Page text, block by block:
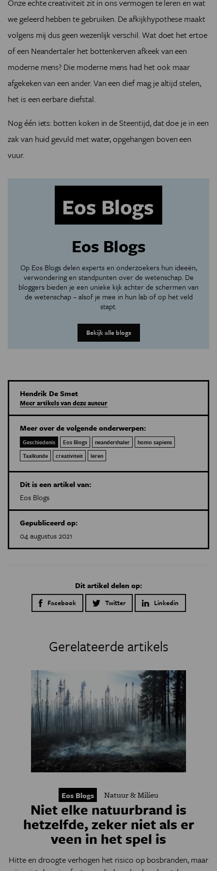
Onze echte creativiteit zit in ons vermogen te leren en wat
we geleerd hebben te gebruiken. De afkijkhypothese maakt
volgens mij dus geen wezenlijk verschil. Wat doet het ertoe
of een Neandertaler het bottenkerven afkeek van een
moderne mens? Die moderne mens had het ook maar
afgekeken van een ander. Van een dief mag je altijd stelen,
het is een eerbare diefstal.
Nog één iets: botten koken in de Steentijd, dat doe je in een
zak van huid gevuld met water, opgehangen boven een
vuur.
Eos Blogs
Op Eos Blogs delen experts en onderzoekers hun ideeën,
verwondering en standpunten over de wetenschap. De
bloggers bieden je een unieke kijk achter de schermen van
de wetenschap – alsof je mee in hun lab of op het veld
stapt.
Bekijk alle blogs
Hendrik De Smet
Meer artikels van deze auteur
Meer over de volgende onderwerpen:
Geschiedenis Eos Blogs neanderthaler
homo sapiens
Taalkunde
creativiteit leren
Dit is een artikel van:
Eos Blogs
Gepubliceerd op:
04 augustus 2021
Dit artikel delen op:
Facebook Twitter Linkedin
Gerelateerde artikels
Eos Blogs Natuur & Milieu
Niet elke natuurbrand is
hetzelfde, zeker niet als er
veen in het spel is
Hitte en droogte verhogen het risico op bosbranden, maar